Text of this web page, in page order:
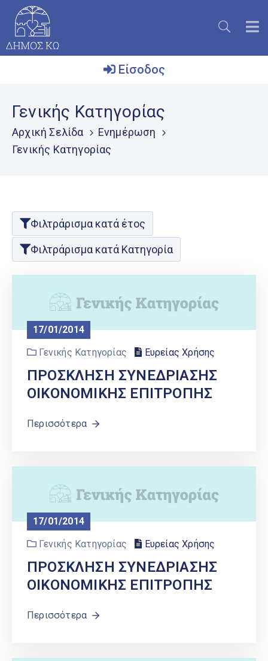
Δήμος
Το
Νησί
Μητρώο
Εθελοντών
Είσοδος
Γενικής Κατηγορίας
Αρχική Σελίδα
Ενημέρωση
Γενικής Κατηγορίας
Φιλτράρισμα κατά έτος
Φιλτράρισμα κατά Κατηγορία
17/01/2014
Γενικής Κατηγορίας
Ευρείας Χρήσης
ΠΡΟΣΚΛΗΣΗ ΣΥΝΕΔΡΙΑΣΗΣ
ΟΙΚΟΝΟΜΙΚΗΣ ΕΠΙΤΡΟΠΗΣ
Περισσότερα
17/01/2014
Γενικής Κατηγορίας
Ευρείας Χρήσης
ΠΡΟΣΚΛΗΣΗ ΣΥΝΕΔΡΙΑΣΗΣ
ΟΙΚΟΝΟΜΙΚΗΣ ΕΠΙΤΡΟΠΗΣ
Περισσότερα